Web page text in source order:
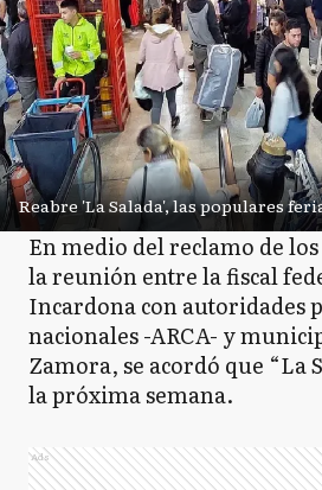
Reabre 'La Salada', las populares
En medio del reclamo de
la reunión entre la fiscal
Incardona con autoridades
nacionales -ARCA- y
Zamora, se acordó que “La
la próxima semana.
Ads